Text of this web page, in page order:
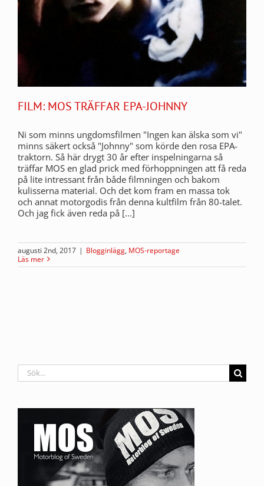
FILM: MOS TRÄFFAR EPA-JOHNNY
Ni som minns ungdomsfilmen "Ingen kan älska som vi"
minns säkert också "Johnny" som körde den rosa EPA-
traktorn. Så här drygt 30 år efter inspelningarna så
träffar MOS en glad prick med förhoppningen att få reda
på lite intressant från både filmningen och bakom
kulisserna material. Och det kom fram en massa tok
och annat motorgodis från denna kultfilm från 80-talet.
Och jag fick även reda på [...]
augusti 2nd, 2017 | Blogginlägg, MOS-reportage
Läs mer
Sök
efter: